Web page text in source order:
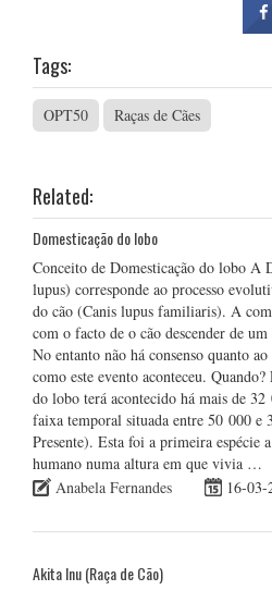
Tags:
OPT50 Raças de Cães
Related:
Domesticação do lobo
Conceito de Domesticação do lobo A
lupus) corresponde ao processo
do cão (Canis lupus familiaris). A
com o facto de o cão descender de
No entanto não há consenso quanto
como este evento aconteceu. Quando?
do lobo terá acontecido há mais de 32
faixa temporal situada entre 50 000 e
Presente). Esta foi a primeira espécie
humano numa altura em que vivia …
Anabela Fernandes
16-03-
Akita Inu (Raça de Cão)